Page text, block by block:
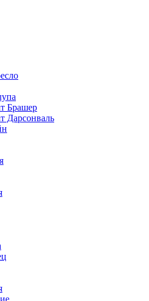
Брашер
Дарсонваль